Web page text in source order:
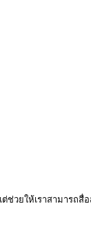
ยให้เราสามารถสื่